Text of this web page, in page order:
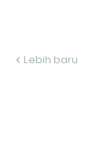
Lebih baru